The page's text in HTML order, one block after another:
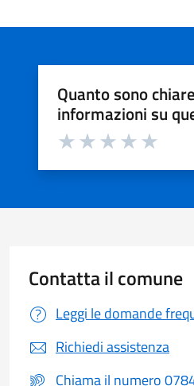
Quanto sono
informazioni su
Valuta da 1 a 5 stelle la pagina
Contatta il comune
Leggi le domande
Richiedi assistenza
Chiama il numero